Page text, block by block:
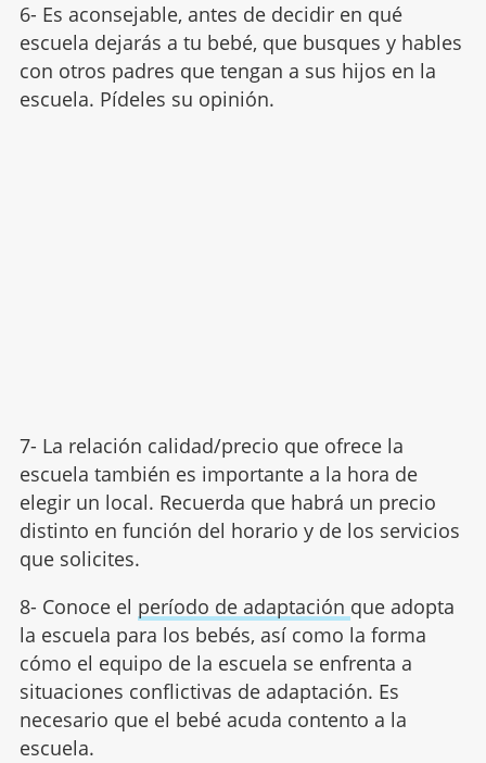
6- Es aconsejable, antes de decidir en qué
escuela dejarás a tu bebé, que busques y hables
con otros padres que tengan a sus hijos en la
escuela. Pídeles su opinión.
7- La relación calidad/precio que ofrece la
escuela también es importante a la hora de
elegir un local. Recuerda que habrá un precio
distinto en función del horario y de los servicios
que solicites.
8- Conoce el período de adaptación que adopta
la escuela para los bebés, así como la forma
cómo el equipo de la escuela se enfrenta a
situaciones conflictivas de adaptación. Es
necesario que el bebé acuda contento a la
escuela.